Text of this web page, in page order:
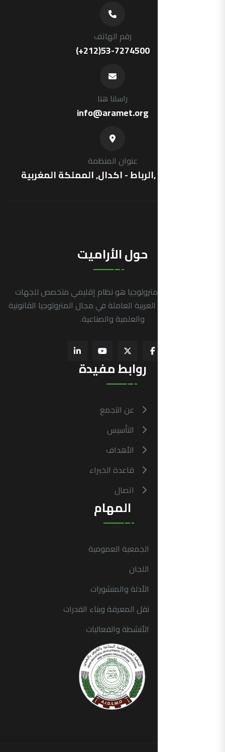
رقم الهاتف
(+212)53-7274500
راسلنا هنا
info@aramet.org
عنوان المنظمة
شارع فرنسا ,الرباط - اكدال, المملكة المغربية
حول الأراميت
التجمع العربي للمترولوجيا هو نظام إقليمي متخصص للجهات
الرسمية في الدول العربية العاملة في مجال المترولوجيا القانونية
والعلمية والصناعية.
روابط مفيدة
عن التجمع
التأسيس
الأهداف
قاعدة الخبراء
اتصال
المهام
الجمعية العمومية
اللجان
الأدلة والمنشورات
نقل المعرفة وبناء القدرات
الأنشطة والفعاليات